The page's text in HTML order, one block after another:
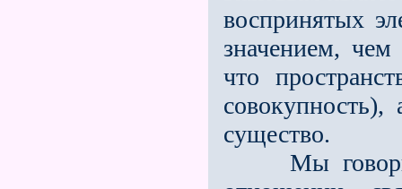
воспринятых
значением,
что
существо.
Мы